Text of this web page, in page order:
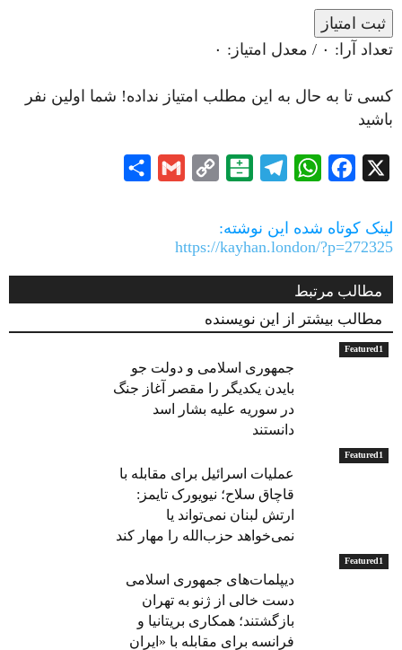
ثبت امتیاز
تعداد آرا: ۰ / معدل امتیاز: ۰
کسی تا به حال به این مطلب امتیاز نداده! شما اولین نفر
باشید
X
Facebook
WhatsApp
Telegram
Balatarin
Copy
Gmail
لینک کوتاه شده این نوشته:
https://kayhan.london/?p=272325
مطالب مرتبط
مطالب بیشتر از این نویسنده
Featured1
جمهوری اسلامی و دولت جو
بایدن یکدیگر را مقصر آغاز جنگ
در سوریه علیه بشار اسد
دانستند
Featured1
عملیات اسرائیل برای مقابله با
قاچاق سلاح؛ نیویورک تایمز:
ارتش لبنان نمی‌تواند یا
نمی‌خواهد حزب‌الله را مهار کند
Featured1
دیپلمات‌های جمهوری اسلامی
دست خالی از ژنو به تهران
بازگشتند؛ همکاری بریتانیا و
فرانسه برای مقابله با «ایران